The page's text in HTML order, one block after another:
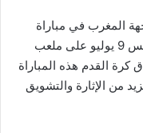
المغرب في مباراة
الدور ربع النهائي المرتقبة يوم الخميس 9 يوليو على ملعب
القدم هذه المباراة
من الإثارة والتشويق